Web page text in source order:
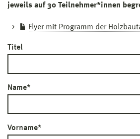
jeweils auf 30 Teilnehmer*innen
Flyer mit Programm der
Titel
Name*
Vorname*